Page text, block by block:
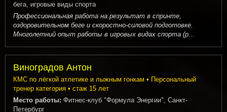
бега, игровые виды спорта
Профессиональная работа на результат в спринте,
оздоровительном беге и скоростно-силовой подготовке.
Многолетний опыт работы в игровых видах спорта (р...
Виноградов Антон
КМС по лёгкой атлетике и лыжным гонкам • Персональный
тренер категория • стаж 15 лет
Место работы: Фитнес-клуб "Формула Энергии", Санкт-
Петербург